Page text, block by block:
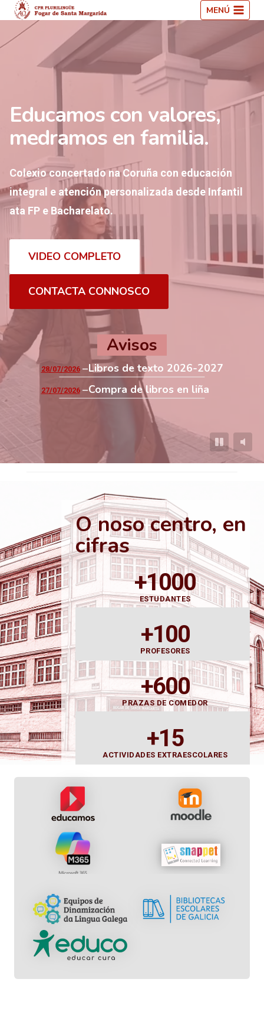
Saltar
ao
contido
MENÚ
Educamos con valores,
medramos en familia.
Colexio concertado na Coruña con educación
integral e atención personalizada desde Infantil
ata FP e Bacharelato.
VIDEO COMPLETO
CONTACTA CONNOSCO
Avisos
28/07/2026 Libros de texto 2026-2027
27/07/2026 Compra de libros en liña
O noso centro, en
cifras
+1000
ESTUDANTES
+100
PROFESORES
+600
PRAZAS DE COMEDOR
+15
ACTIVIDADES EXTRAESCOLARES